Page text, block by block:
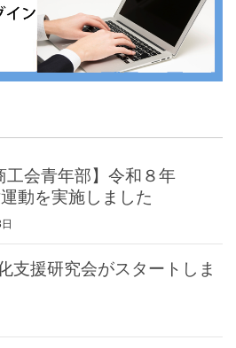
工会青年部】令和８年
運動を実施しました
支援研究会がスタートしま